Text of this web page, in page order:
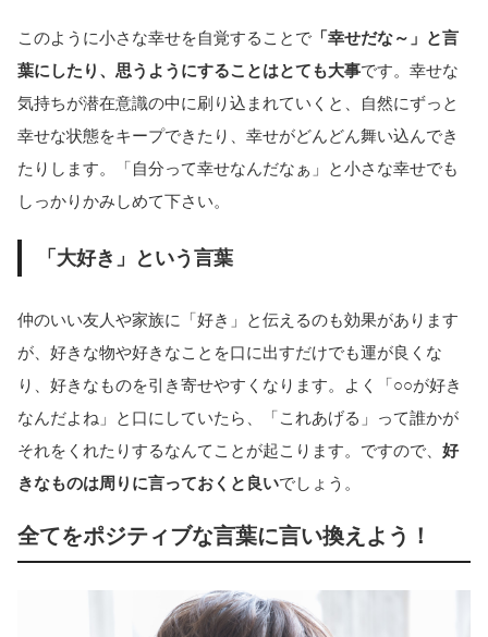
このように小さな幸せを自覚することで 「幸せだな～」と言
葉にしたり、思うようにすることはとても大事です。幸せな
気持ちが潜在意識の中に刷り込まれていくと、自然にずっと
幸せな状態をキープできたり、幸せがどんどん舞い込んでき
たりします。「自分って幸せなんだなぁ」と小さな幸せでも
しっかりかみしめて下さい。
「大好き」という言葉
仲のいい友人や家族に「好き」と伝えるのも効果があります
が、好きな物や好きなことを口に出すだけでも運が良くな
り、好きなものを引き寄せやすくなります。よく「○○が好き
なんだよね」と口にしていたら、「これあげる」って誰かが
それをくれたりするなんてことが起こります。ですので、 好
きなものは周りに言っておくと良いでしょう。
全てをポジティブな言葉に言い換えよう！